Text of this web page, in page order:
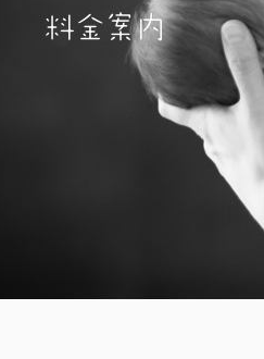
料金案内